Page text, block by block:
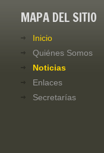
MAPA DEL SITIO
Inicio
Quiénes Somos
Noticias
Enlaces
Secretarías